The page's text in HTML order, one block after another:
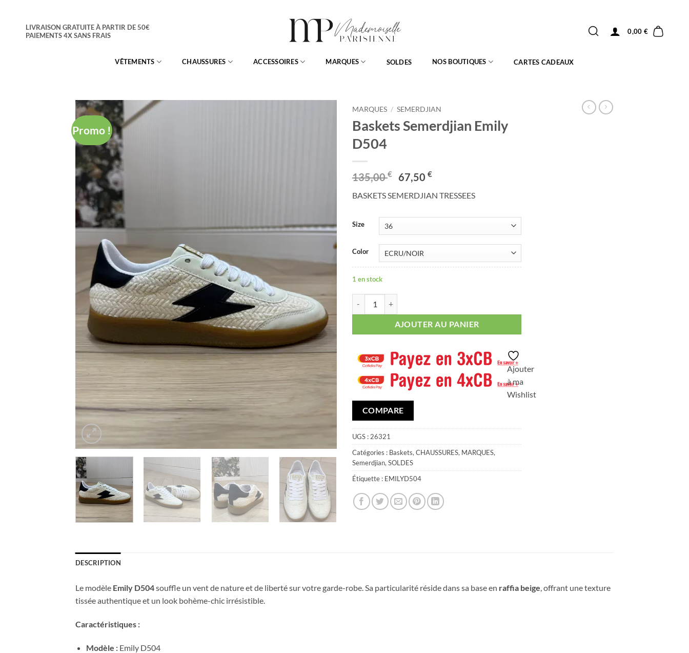
contenuLIVRAISON GRATUITE À PARTIR DE 50€
PAIEMENTS 4X SANS FRAIS
0,00 €
VÊTEMENTS CHAUSSURES ACCESSOIRES MARQUES SOLDES NOS BOUTIQUES CARTES CADEAUX
Promo !
MARQUES / SEMERDJIAN
Baskets Semerdjian Emily
D504
135,00€
Le
initial
67,50€Le
actuel
BASKETS SEMERDJIAN TRESSEES
Size
Color
1 en stock
AJOUTER AU PANIER
Ajouter
à ma
Wishlist
COMPARE
UGS :26321
Catégories : Baskets,CHAUSSURES, MARQUES,
Semerdjian,SOLDES
Étiquette : EMILYD504
DESCRIPTION
Le modèle Emily D504souffle un vent de nature et de liberté sur votre garde-robe. Sa particularité réside dans sa base en raffia beige, offrant une texture
tissée authentique et un look bohème-chic irrésistible.
Caractéristiques :
Modèle :Emily D504